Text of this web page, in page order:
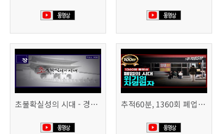
초불확실성의 시대 - 경제를 구하라 494회 (KBS 25.2.11) 추적60분, 1360회 폐업의 시대, 위기의 자영업자